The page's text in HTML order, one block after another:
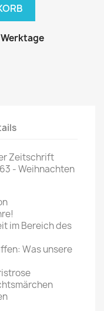
Zeitschrift
- Weihnachten
im Bereich des
Was unsere